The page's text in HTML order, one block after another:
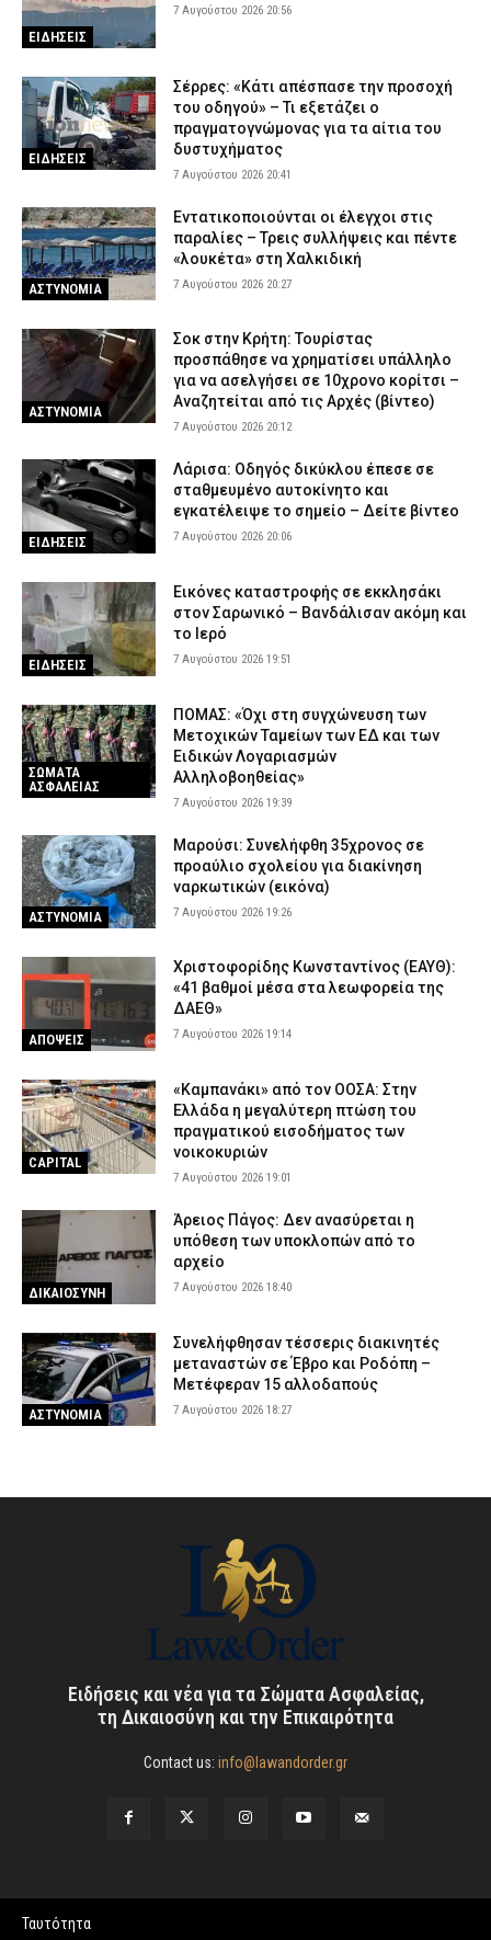
ΕΙΔΗΣΕΙΣ
7 Αυγούστου 2026 20:56
ΕΙΔΗΣΕΙΣ
Σέρρες: «Κάτι απέσπασε την προσοχή
του οδηγού» – Τι εξετάζει ο
πραγματογνώμονας για τα αίτια του
δυστυχήματος
7 Αυγούστου 2026 20:41
ΑΣΤΥΝΟΜΙΑ
Εντατικοποιούνται οι έλεγχοι στις
παραλίες – Τρεις συλλήψεις και πέντε
«λουκέτα» στη Χαλκιδική
7 Αυγούστου 2026 20:27
ΑΣΤΥΝΟΜΙΑ
Σοκ στην Κρήτη: Τουρίστας
προσπάθησε να χρηματίσει υπάλληλο
για να ασελγήσει σε 10χρονο κορίτσι –
Αναζητείται από τις Αρχές (βίντεο)
7 Αυγούστου 2026 20:12
ΕΙΔΗΣΕΙΣ
Λάρισα: Οδηγός δικύκλου έπεσε σε
σταθμευμένο αυτοκίνητο και
εγκατέλειψε το σημείο – Δείτε βίντεο
7 Αυγούστου 2026 20:06
ΕΙΔΗΣΕΙΣ
Εικόνες καταστροφής σε εκκλησάκι
στον Σαρωνικό – Βανδάλισαν ακόμη και
το Ιερό
7 Αυγούστου 2026 19:51
ΣΩΜΑΤΑ
ΑΣΦΑΛΕΙΑΣ
ΠΟΜΑΣ: «Όχι στη συγχώνευση των
Μετοχικών Ταμείων των ΕΔ και των
Ειδικών Λογαριασμών
Αλληλοβοηθείας»
7 Αυγούστου 2026 19:39
ΑΣΤΥΝΟΜΙΑ
Μαρούσι: Συνελήφθη 35χρονος σε
προαύλιο σχολείου για διακίνηση
ναρκωτικών (εικόνα)
7 Αυγούστου 2026 19:26
ΑΠΟΨΕΙΣ
Χριστοφορίδης Κωνσταντίνος (ΕΑΥΘ):
«41 βαθμοί μέσα στα λεωφορεία της
ΔΑΕΘ»
7 Αυγούστου 2026 19:14
CAPITAL
«Καμπανάκι» από τον ΟΟΣΑ: Στην
Ελλάδα η μεγαλύτερη πτώση του
πραγματικού εισοδήματος των
νοικοκυριών
7 Αυγούστου 2026 19:01
ΔΙΚΑΙΟΣΥΝΗ
Άρειος Πάγος: Δεν ανασύρεται η
υπόθεση των υποκλοπών από το
αρχείο
7 Αυγούστου 2026 18:40
ΑΣΤΥΝΟΜΙΑ
Συνελήφθησαν τέσσερις διακινητές
μεταναστών σε Έβρο και Ροδόπη –
Μετέφεραν 15 αλλοδαπούς
7 Αυγούστου 2026 18:27
Ειδήσεις και νέα για τα Σώματα Ασφαλείας,
τη Δικαιοσύνη και την Επικαιρότητα
Contact us: info@lawandorder.gr
Ταυτότητα